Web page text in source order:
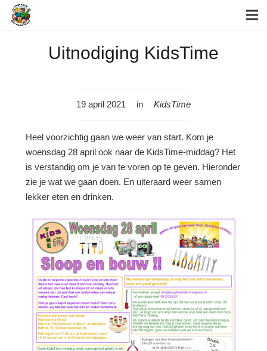
Uitnodiging KidsTime
19 april 2021 in KidsTime
Heel voorzichtig gaan we weer van start. Kom je
woensdag 28 april ook naar de KidsTime-middag? Het
is verstandig om je van te voren op te geven. Hieronder
zie je wat we gaan doen. En uiteraard weer samen
lekker eten en drinken.